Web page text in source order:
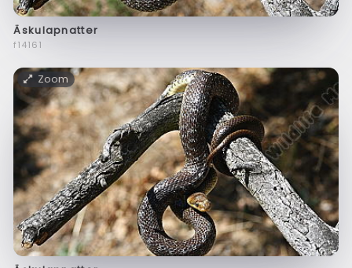
Äskulapnatter
f14161
Zoom